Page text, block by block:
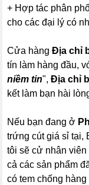
+ Hợp tác phân
cho các đại lý có
Cửa hàngĐịa chỉ
tín làm hàng đầu,
niềm tin",Địa chỉ
kết làm bạn hài
Nếu bạn đang ở
trứng cút giá sỉ tại,
tôi sẽ cử nhân
cả các sản phẩm
có tem chống